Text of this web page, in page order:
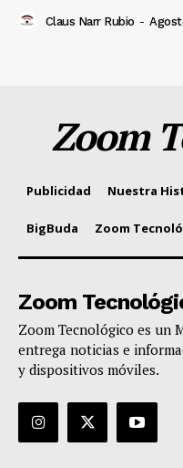
Claus Narr Rubio -
Zoom
Publicidad Nuestra
BigBuda Zoom
Zoom
Zoom Tecnológico es un
entrega noticias e
y dispositivos móviles.